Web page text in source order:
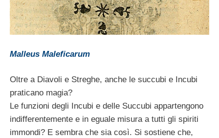
Malleus Maleficarum
Oltre a Diavoli e Streghe, anche le succubi e Incubi
praticano magia?
Le funzioni degli Incubi e delle Succubi appartengono
indifferentemente e in eguale misura a tutti gli spiriti
immondi? E sembra che sia così. Si sostiene che,